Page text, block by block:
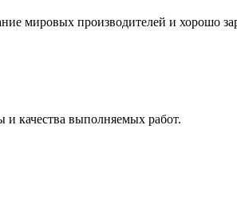
мировых производителей и хорошо
и качества выполняемых работ.